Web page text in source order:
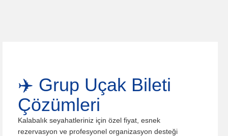
✈️ Grup Uçak Bileti
Çözümleri
Kalabalık seyahatleriniz için özel fiyat, esnek
rezervasyon ve profesyonel organizasyon desteği